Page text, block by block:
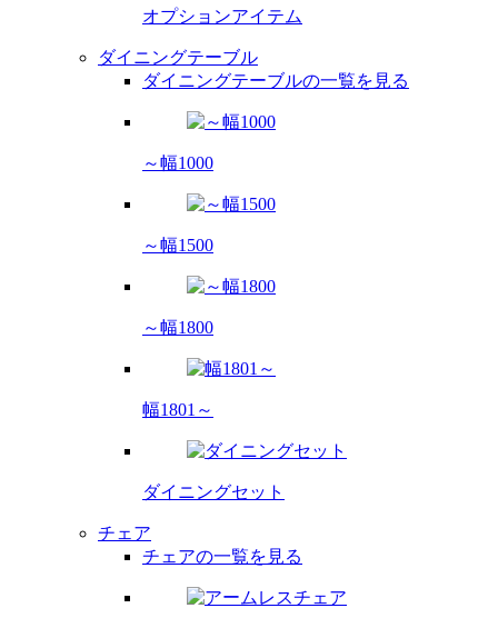
オプションアイテム
ダイニングテーブル
ダイニングテーブルの一覧を見る
～幅1000
～幅1500
～幅1800
幅1801～
ダイニングセット
チェア
チェアの一覧を見る